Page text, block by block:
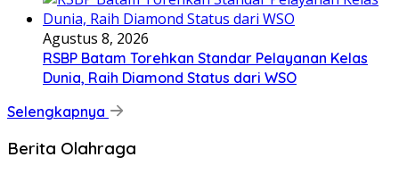
Agustus 8, 2026
RSBP Batam Torehkan Standar Pelayanan Kelas
Dunia, Raih Diamond Status dari WSO
Selengkapnya
Berita Olahraga